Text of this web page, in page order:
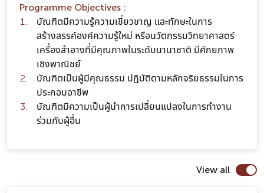
Programme Objectives :
บัณฑิตมีความรู้ความเชี่ยวชาญ และทักษะในการ
สร้างสรรค์องค์ความรู้ใหม่ หรือนวัตกรรมวิทยาศาสตร์
เครื่องสำอางที่มีคุณภาพในระดับนานาชาติ มีศักยภาพ
เชิงพาณิชย์
บัณฑิตเป็นผู้มีคุณธรรม ปฏิบัติตามหลักจริยธรรมในการ
ประกอบอาชีพ
บัณฑิตมีความเป็นผู้นำการเปลี่ยนแปลงในการทำงาน
ร่วมกับผู้อื่น
View all